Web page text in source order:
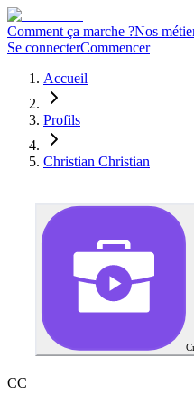
Comment ça marche ?Nos
Se connecterCommencer
Accueil
Profils
Christian Christian
CC